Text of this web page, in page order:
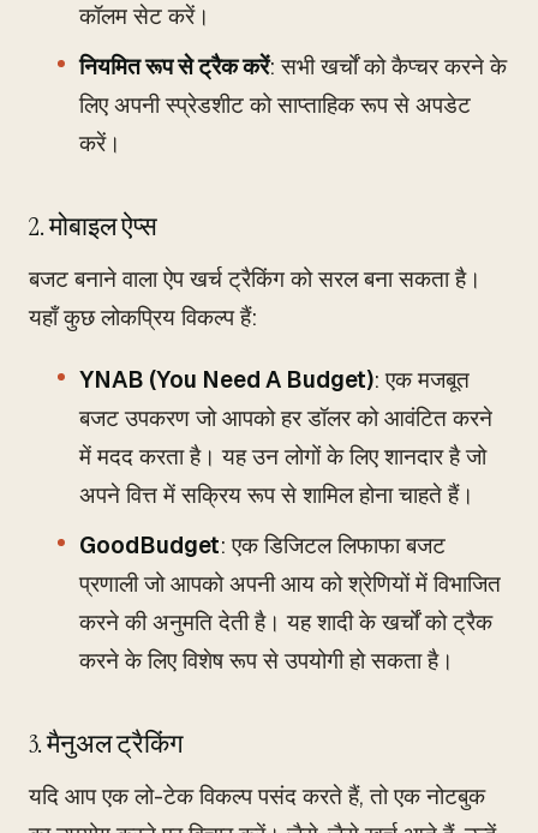
कॉलम सेट करें।
नियमित रूप से ट्रैक करें: सभी खर्चों को कैप्चर करने के
लिए अपनी स्प्रेडशीट को साप्ताहिक रूप से अपडेट
करें।
2. मोबाइल ऐप्स
बजट बनाने वाला ऐप खर्च ट्रैकिंग को सरल बना सकता है।
यहाँ कुछ लोकप्रिय विकल्प हैं:
YNAB (You Need A Budget): एक मजबूत
बजट उपकरण जो आपको हर डॉलर को आवंटित करने
में मदद करता है। यह उन लोगों के लिए शानदार है जो
अपने वित्त में सक्रिय रूप से शामिल होना चाहते हैं।
GoodBudget: एक डिजिटल लिफाफा बजट
प्रणाली जो आपको अपनी आय को श्रेणियों में विभाजित
करने की अनुमति देती है। यह शादी के खर्चों को ट्रैक
करने के लिए विशेष रूप से उपयोगी हो सकता है।
3. मैनुअल ट्रैकिंग
यदि आप एक लो-टेक विकल्प पसंद करते हैं, तो एक नोटबुक